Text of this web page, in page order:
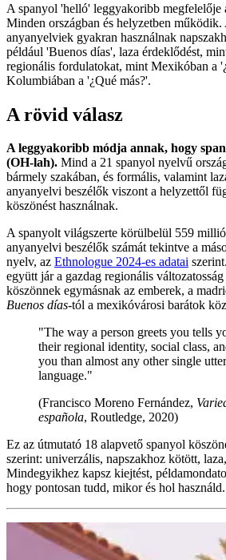
A spanyol 'helló' leggyakoribb
Minden országban és helyzetben
anyanyelviek gyakran használnak
például 'Buenos días', laza érdeklődést,
regionális fordulatokat, mint Mexikóban a
Kolumbiában a '¿Qué más?'.
A rövid válasz
A leggyakoribb módja annak, hogy
(OH-lah). Mind a 21 spanyol nyelvű
bármely szakában, és formális, valamint
anyanyelvi beszélők viszont a helyzettől
köszönést használnak.
A spanyolt világszerte körülbelül 559
anyanyelvi beszélők számát tekintve a
nyelv, az Ethnologue 2024-es adatai
együtt jár a gazdag regionális
köszönnek egymásnak az emberek, a
Buenos días-tól a mexikóvárosi barátok
"The way a person greets you tells
their regional identity, social class,
you than almost any other single
language."
(Francisco Moreno Fernández,
española, Routledge, 2020)
Ez az útmutató 18 alapvető spanyol
szerint: univerzális, napszakhoz kötött,
Mindegyikhez kapsz kiejtést,
hogy pontosan tudd, mikor és hol használd.